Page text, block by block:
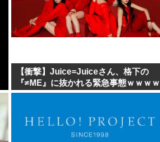
【衝撃】Juice=Juiceさん、格下の
『≠ME』に抜かれる緊急事態ｗｗｗｗ
ｗｗｗｗｗｗｗｗ